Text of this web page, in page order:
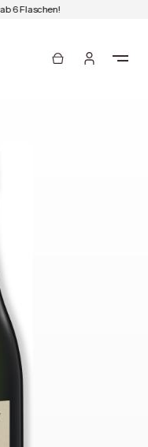
6 Flaschen!